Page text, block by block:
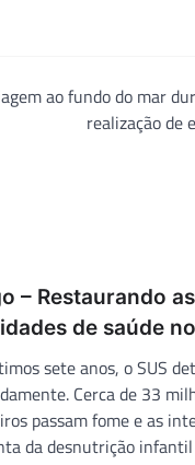
ao fundo do mar
realização de
– Restaurando as
de saúde
sete anos, o SUS
Cerca de 33
passam fome e as
da desnutrição